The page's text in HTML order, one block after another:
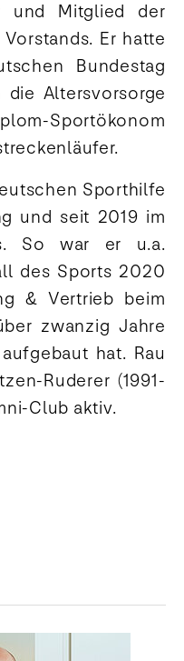
und Mitglied der
Er hatte
Bundestag
Altersvorsorge
Sportökonom
Sporthilfe
und seit 2019 im
So war er u.a.
des Sports 2020
& Vertrieb beim
zwanzig Jahre
hat. Rau
Ruderer (1991-
Club aktiv.